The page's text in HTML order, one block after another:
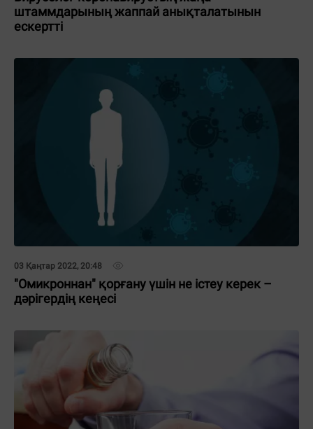
штаммдарының жаппай анықталатынын
ескертті
03 Қаңтар 2022, 20:48
"Омикроннан" қорғану үшін не істеу керек –
дәрігердің кеңесі